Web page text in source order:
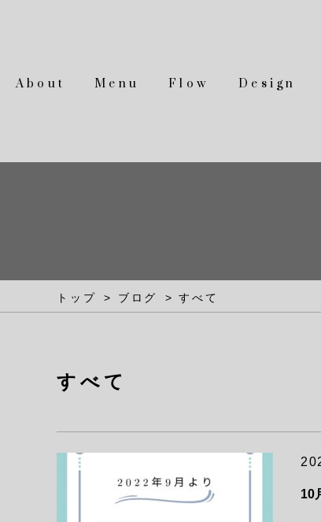
About Menu Flow Design
トップ ブログ すべて
すべて
10